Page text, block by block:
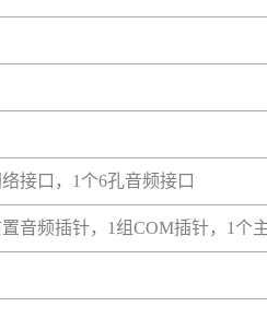
接口，1个6孔音频接口
音频插针，1组COM插针，1